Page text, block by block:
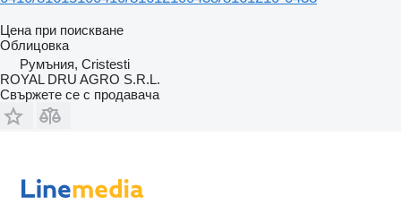
Цена при поискване
Облицовка
Румъния, Cristesti
ROYAL DRU AGRO S.R.L.
Свържете се с продавача